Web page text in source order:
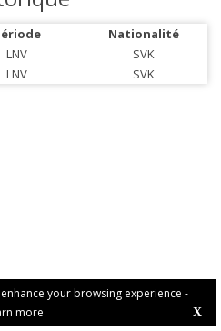
your browsing experience -
more
X
Nationalité
LNV
SVK
LNV SVK